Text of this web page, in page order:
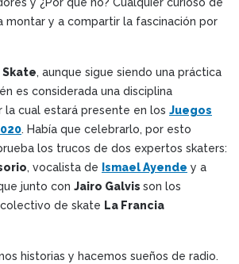
y ¿Por qué no? Cualquier curioso de
montar y a compartir la fascinación por
Skate, aunque sigue siendo una práctica
es considerada una disciplina
la cual estará presente en los Juegos
. Había que celebrarlo, por esto
los trucos de dos expertos skaters:
, vocalista de Ismael Ayende y a
junto con Jairo Galvis son los
de skate La Francia
historias y hacemos sueños de radio.